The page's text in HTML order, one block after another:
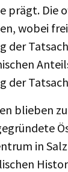
prägt. Die
wobei
der
der
blieben
in